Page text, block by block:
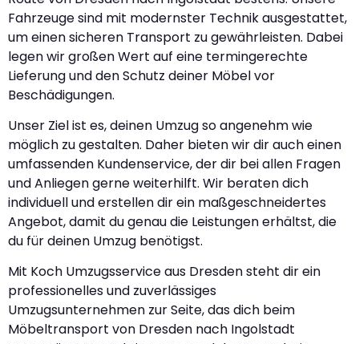
Fahrzeuge sind mit modernster Technik ausgestattet,
um einen sicheren Transport zu gewährleisten. Dabei
legen wir großen Wert auf eine termingerechte
Lieferung und den Schutz deiner Möbel vor
Beschädigungen.
Unser Ziel ist es, deinen Umzug so angenehm wie
möglich zu gestalten. Daher bieten wir dir auch einen
umfassenden Kundenservice, der dir bei allen Fragen
und Anliegen gerne weiterhilft. Wir beraten dich
individuell und erstellen dir ein maßgeschneidertes
Angebot, damit du genau die Leistungen erhältst, die
du für deinen Umzug benötigst.
Mit Koch Umzugsservice aus Dresden steht dir ein
professionelles und zuverlässiges
Umzugsunternehmen zur Seite, das dich beim
Möbeltransport von Dresden nach Ingolstadt